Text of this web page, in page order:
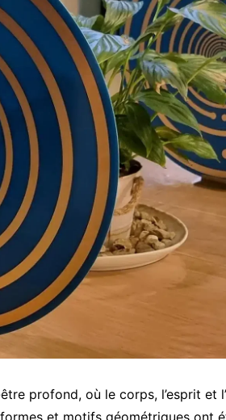
profond, où le corps, l’esprit et